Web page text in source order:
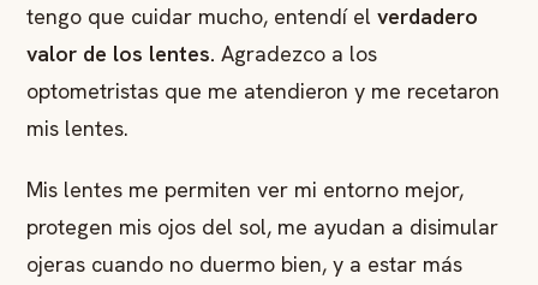
tengo que cuidar mucho, entendí elverdadero
valor de los lentes.Agradezco a los
optometristas que me atendieron y me recetaron
mis lentes.
Mis lentes me permiten ver mi entorno mejor,
protegen mis ojos del sol, me ayudan a disimular
ojeras cuando no duermo bien, y a estar más